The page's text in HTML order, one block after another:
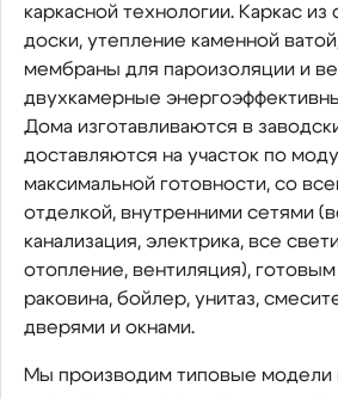
каркасной технологии. Каркас из
доски, утепление каменной
мембраны для пароизоляции и
двухкамерные
Дома изготавливаются в
доставляются на участок по
максимальной готовности, со
отделкой, внутренними сетями
канализация, электрика, все
отопление, вентиляция), готовым
раковина, бойлер, унитаз,
дверями и окнами.
Мы производим типовые модели